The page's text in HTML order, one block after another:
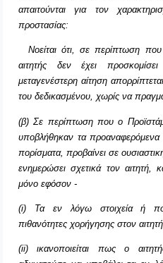
απαιτούνται για τον
προστασίας:
Νοείται ότι, σε περίπτωση που
αιτητής δεν έχει
μεταγενέστερη αίτηση
του δεδικασμένου, χωρίς να
(β) Σε περίπτωση που ο
υποβλήθηκαν τα
πορίσματα, προβαίνει σε
ενημερώσει σχετικά τον αιτητή,
μόνο εφόσον -
(i) Τα εν λόγω στοιχεία ή
πιθανότητες χορήγησης στον
(ii) ικανοποιείται πως ο